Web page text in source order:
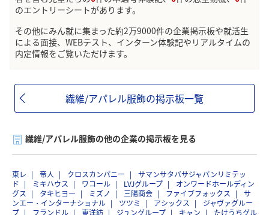
のエントリーシートがあります。
その他にみん就に集まった約2万9000件の企業掲示板や就活生
による面接、WEBテスト、インターン体験記やリアルタイムの
内定情報をご覧いただけます。
繊維/アパレル服飾の掲示板一覧
繊維/アパレル服飾の他の企業の掲示板を見る
東レ 帝人 クロスカンパニー
サマンサタバサジャパンリミテッ
ド
ミキハウス ワコール LVJグループ
オンワードホールディン
グス
タキヒヨー ミズノ 三陽商会 ファイブフォックス
サ
ンエー・インターナショナル
ツツミ アシックス
ジャヴァグルー
プ
フランドル 東洋紡 ジュングループ キャン
たけうちグル